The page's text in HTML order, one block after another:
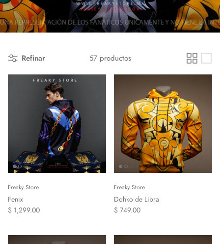
Refinar 57 productos
Freaky Store
Fenix
$ 1,299.00
Freaky Store
Dohko de Libra
$ 749.00